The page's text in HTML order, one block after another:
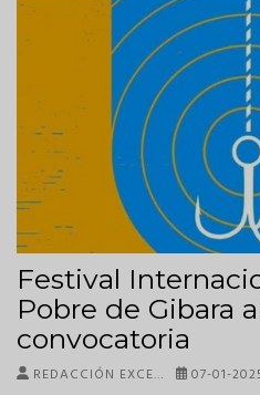
Festival
Pobre de Gibara
convocatoria
REDACCIÓN EXCE… 07-01-